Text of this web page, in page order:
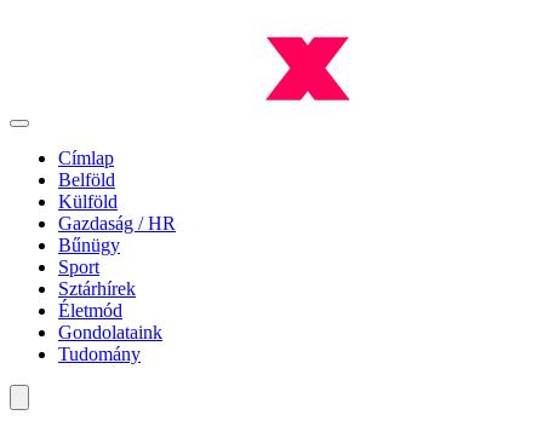
Címlap
Belföld
Külföld
Gazdaság / HR
Bűnügy
Sport
Sztárhírek
Életmód
Gondolataink
Tudomány